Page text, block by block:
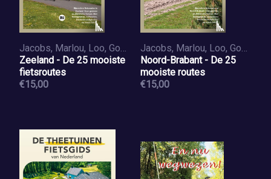
Jacobs, Marlou, Loo, Godfried van
Zeeland - De 25 mooiste
fietsroutes
€15,00
Jacobs, Marlou, Loo, Godfried van
Noord-Brabant - De 25
mooiste routes
€15,00